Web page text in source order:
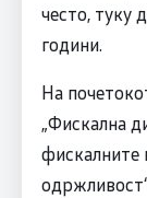
често, туку
години.
На
„Фискална
фискалните